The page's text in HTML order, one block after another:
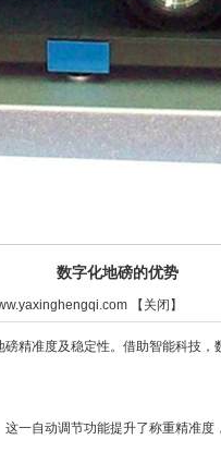
数字化地磅的优势
【 关闭 】
准度及稳定性。借助智能科技，
自动调节功能提升了称重精准度